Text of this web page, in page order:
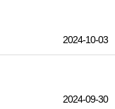
2024-10-03
2024-09-30